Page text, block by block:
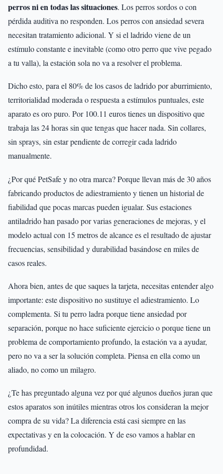
perros ni en todas las situaciones. Los perros sordos o con
pérdida auditiva no responden. Los perros con ansiedad severa
necesitan tratamiento adicional. Y si el ladrido viene de un
estímulo constante e inevitable (como otro perro que vive pegado
a tu valla), la estación sola no va a resolver el problema.
Dicho esto, para el 80% de los casos de ladrido por aburrimiento,
territorialidad moderada o respuesta a estímulos puntuales, este
aparato es oro puro. Por 100.11 euros tienes un dispositivo que
trabaja las 24 horas sin que tengas que hacer nada. Sin collares,
sin sprays, sin estar pendiente de corregir cada ladrido
manualmente.
¿Por qué PetSafe y no otra marca? Porque llevan más de 30 años
fabricando productos de adiestramiento y tienen un historial de
fiabilidad que pocas marcas pueden igualar. Sus estaciones
antiladrido han pasado por varias generaciones de mejoras, y el
modelo actual con 15 metros de alcance es el resultado de ajustar
frecuencias, sensibilidad y durabilidad basándose en miles de
casos reales.
Ahora bien, antes de que saques la tarjeta, necesitas entender algo
importante: este dispositivo no sustituye el adiestramiento. Lo
complementa. Si tu perro ladra porque tiene ansiedad por
separación, porque no hace suficiente ejercicio o porque tiene un
problema de comportamiento profundo, la estación va a ayudar,
pero no va a ser la solución completa. Piensa en ella como un
aliado, no como un milagro.
¿Te has preguntado alguna vez por qué algunos dueños juran que
estos aparatos son inútiles mientras otros los consideran la mejor
compra de su vida? La diferencia está casi siempre en las
expectativas y en la colocación. Y de eso vamos a hablar en
profundidad.